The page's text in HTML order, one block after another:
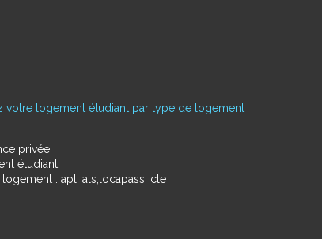
votre logement étudiant par type de logement
privée
étudiant
logement : apl, als,locapass, cle